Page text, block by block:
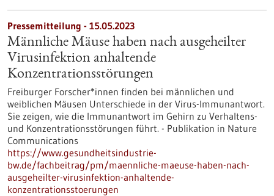
Pressemitteilung - 15.05.2023
Männliche Mäuse haben nach ausgeheilter
Virusinfektion anhaltende
Konzentrationsstörungen
Freiburger Forscher*innen finden bei männlichen und
weiblichen Mäusen Unterschiede in der Virus-Immunantwort.
Sie zeigen, wie die Immunantwort im Gehirn zu Verhaltens-
und Konzentrationsstörungen führt. - Publikation in Nature
Communications
https://www.gesundheitsindustrie-
bw.de/fachbeitrag/pm/maennliche-maeuse-haben-nach-
ausgeheilter-virusinfektion-anhaltende-
konzentrationsstoerungen